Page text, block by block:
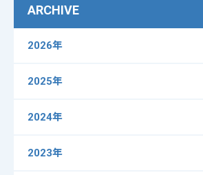
ARCHIVE
2026年
2025年
2024年
2023年